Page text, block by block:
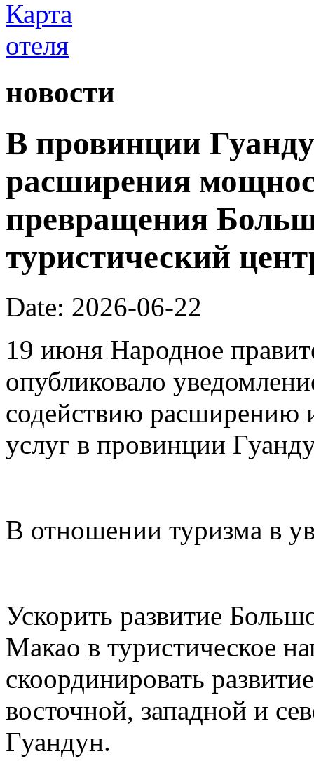
новости
В провинции
расширения
превращения
туристический
Date: 2026-06-22
19 июня Народное
опубликовало
содействию расширению
услуг в провинции
В отношении туризма в
Ускорить развитие
Макао в туристическое
скоординировать
восточной, западной и
Гуандун.